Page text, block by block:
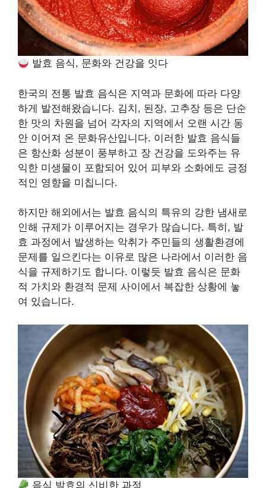
발효 음식, 문화와 건강을 잇다
한국의 전통 발효 음식은 지역과 문화에 따라 다양
하게 발전해왔습니다. 김치, 된장, 고추장 등은 단순
한 맛의 차원을 넘어 각자의 지역에서 오랜 시간 동
안 이어져 온 문화유산입니다. 이러한 발효 음식들
은 항산화 성분이 풍부하고 장 건강을 도와주는 유
익한 미생물이 포함되어 있어 피부와 소화에도 긍정
적인 영향을 미칩니다.
하지만 해외에서는 발효 음식의 특유의 강한 냄새로
인해 규제가 이루어지는 경우가 많습니다. 특히, 발
효 과정에서 발생하는 악취가 주민들의 생활환경에
문제를 일으킨다는 이유로 많은 나라에서 이러한 음
식을 규제하기도 합니다. 이렇듯 발효 음식은 문화
적 가치와 환경적 문제 사이에서 복잡한 상황에 놓
여 있습니다.
음식 발효의 신비한 과정